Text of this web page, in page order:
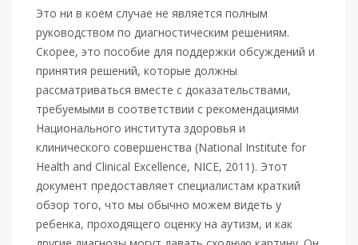
Это ни в коем случае не является полным
руководством по диагностическим решениям.
Скорее, это пособие для поддержки обсуждений и
принятия решений, которые должны
рассматриваться вместе с доказательствами,
требуемыми в соответствии с рекомендациями
Национального института здоровья и
клинического совершенства (National Institute for
Health and Clinical Excellence, NICE, 2011). Этот
документ предоставляет специалистам краткий
обзор того, что мы обычно можем видеть у
ребенка, проходящего оценку на аутизм, и как